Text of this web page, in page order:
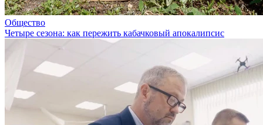
Общество
Четыре сезона: как пережить кабачковый апокалипсис